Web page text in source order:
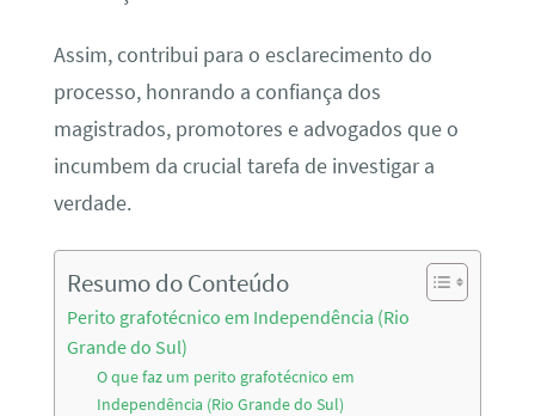
Assim, contribui para o esclarecimento do
processo, honrando a confiança dos
magistrados, promotores e advogados que o
incumbem da crucial tarefa de investigar a
verdade.
Resumo do Conteúdo
Perito grafotécnico em Independência (Rio
Grande do Sul)
O que faz um perito grafotécnico em
Independência (Rio Grande do Sul)